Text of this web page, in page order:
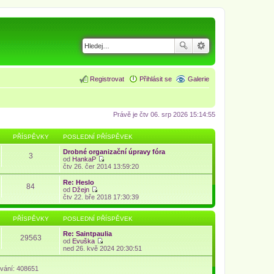
Galerie
Přihlásit se
Registrovat
Právě je čtv 06. srp 2026 15:14:55
PŘÍSPĚVKY POSLEDNÍ PŘÍSPĚVEK
3
Drobné organizační úpravy fóra
od HankaP
Z
o
a
z
i
t
o
s
l
e
čtv 26. čer 2014 13:59:20
84
Re: Heslo
od Džejn
Z
o
b
r
a
z
i
p
čtv 22. bře 2018 17:30:39
PŘÍSPĚVKY POSLEDNÍ PŘÍSPĚVEK
29563
Re: Saintpaulia
od Evuška
Z
o
ned 26. kvě 2024 20:30:51
408651